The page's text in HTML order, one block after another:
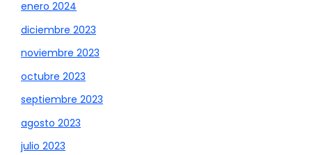
enero 2024
diciembre 2023
noviembre 2023
octubre 2023
septiembre 2023
agosto 2023
julio 2023